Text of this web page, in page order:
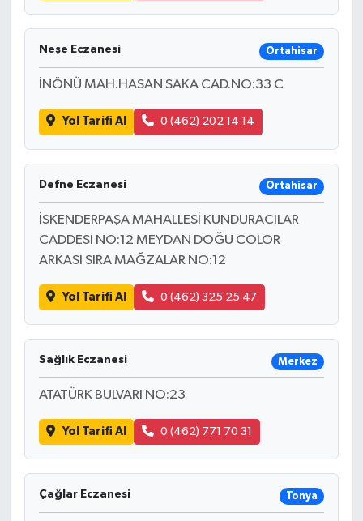
Neşe Eczanesi Ortahisar
İNÖNÜ MAH.HASAN SAKA CAD.NO:33 C
Yol Tarifi Al 0 (462) 202 14 14
Defne Eczanesi Ortahisar
İSKENDERPAŞA MAHALLESİ KUNDURACILAR
CADDESİ NO:12 MEYDAN DOĞU COLOR
ARKASI SIRA MAĞZALAR NO:12
Yol Tarifi Al 0 (462) 325 25 47
Sağlık Eczanesi Merkez
ATATÜRK BULVARI NO:23
Yol Tarifi Al 0 (462) 771 70 31
Çağlar Eczanesi Tonya